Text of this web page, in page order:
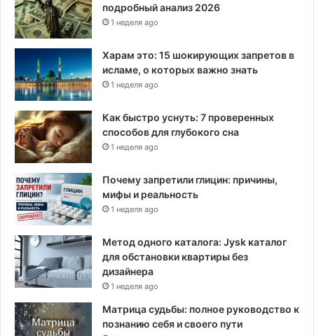
подробный анализ 2026
1 неделя ago
Харам это: 15 шокирующих запретов в
исламе, о которых важно знать
1 неделя ago
Как быстро уснуть: 7 проверенных
способов для глубокого сна
1 неделя ago
Почему запретили глицин: причины,
мифы и реальность
1 неделя ago
Метод одного каталога: Jysk каталог
для обстановки квартиры без
дизайнера
1 неделя ago
Матрица судьбы: полное руководство к
познанию себя и своего пути